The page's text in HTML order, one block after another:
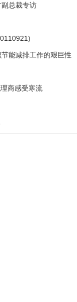
总裁专访
能减排工作的艰巨性
商感受寒流